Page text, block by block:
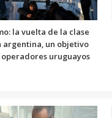
la vuelta de la clase
argentina, un objetivo
operadores uruguayos